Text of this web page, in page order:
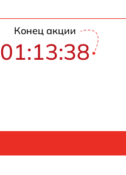
Конец акции
01:13:37